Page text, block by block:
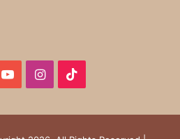
YouTubeInstagram